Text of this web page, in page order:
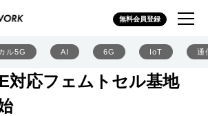
無料会員登録
ル5G AI 6G IoT 通
対応フェムトセル基地